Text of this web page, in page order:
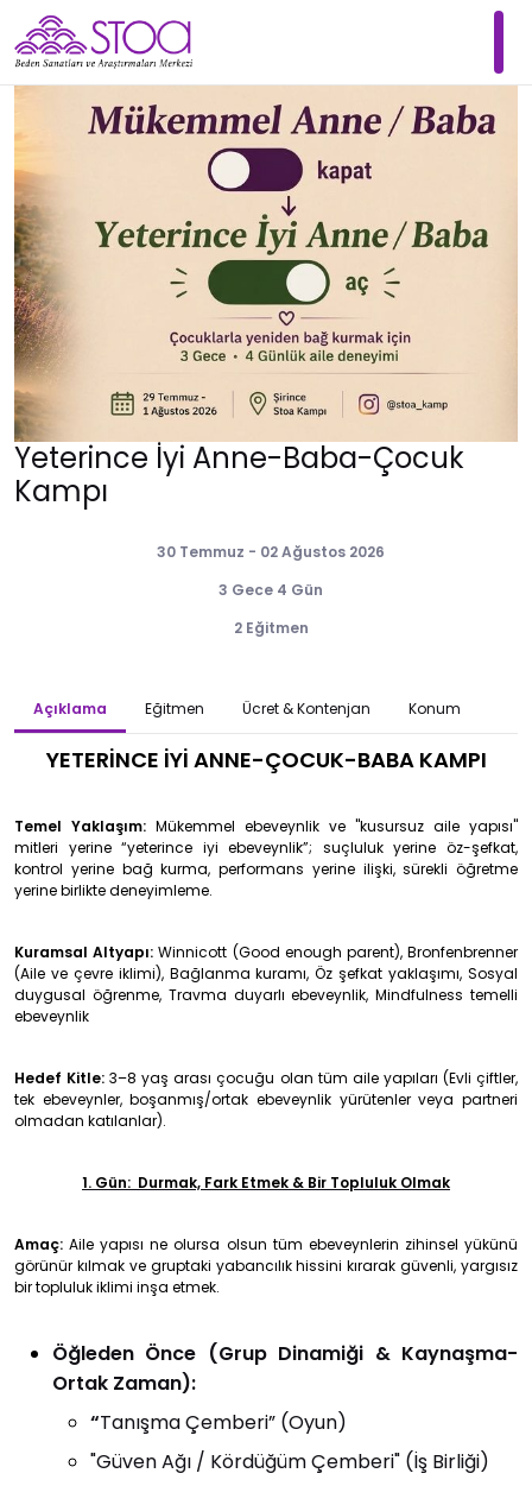
Yeterince İyi Anne-Baba-Çocuk
Kampı
30 Temmuz - 02 Ağustos 2026
3 Gece 4 Gün
2 Eğitmen
Açıklama Eğitmen Ücret & Kontenjan Konum
YETERİNCE İYİ ANNE-ÇOCUK-BABA KAMPI
Temel Yaklaşım: Mükemmel ebeveynlik ve "kusursuz aile yapısı"
mitleri yerine “yeterince iyi ebeveynlik”; suçluluk yerine öz-şefkat,
kontrol yerine bağ kurma, performans yerine ilişki, sürekli öğretme
yerine birlikte deneyimleme.
Kuramsal Altyapı: Winnicott (Good enough parent), Bronfenbrenner
(Aile ve çevre iklimi), Bağlanma kuramı, Öz şefkat yaklaşımı, Sosyal
duygusal öğrenme, Travma duyarlı ebeveynlik, Mindfulness temelli
ebeveynlik
Hedef Kitle: 3–8 yaş arası çocuğu olan tüm aile yapıları (Evli çiftler,
tek ebeveynler, boşanmış/ortak ebeveynlik yürütenler veya partneri
olmadan katılanlar).
1. Gün: Durmak, Fark Etmek & Bir Topluluk Olmak
Amaç: Aile yapısı ne olursa olsun tüm ebeveynlerin zihinsel yükünü
görünür kılmak ve gruptaki yabancılık hissini kırarak güvenli, yargısız
bir topluluk iklimi inşa etmek.
Öğleden Önce (Grup Dinamiği & Kaynaşma-
Ortak Zaman):
“Tanışma Çemberi” (Oyun)
"Güven Ağı / Kördüğüm Çemberi" (İş Birliği)